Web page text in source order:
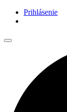
Prihlásenie